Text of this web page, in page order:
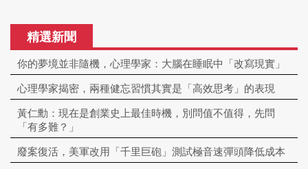
精選新聞
你的夢境並非隨機，心理學家：大腦在睡眠中「改寫現實」
心理學家揭密，兩種健忘習慣其實是「高效思考」的表現
黃仁勳：現在是創業史上最佳時機，別問值不值得，先問
「有多難？」
廢案復活，美軍改用「千里巨砲」測試極音速彈頭降低成本